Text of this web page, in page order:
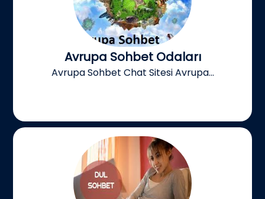
Avrupa Sohbet Odaları
Avrupa Sohbet Chat Sitesi Avrupa...